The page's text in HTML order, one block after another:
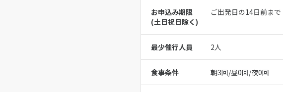
お申込み期限
(⼟⽇祝⽇除く)
ご出発日の14日前まで
最少催行人員 2人
食事条件 朝3回/昼0回/夜0回